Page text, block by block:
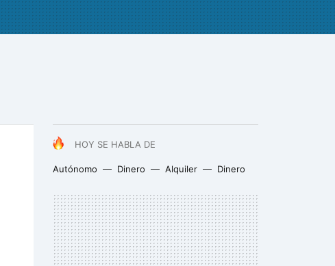
HOY SE HABLA DE
Autónomo Dinero Alquiler Dinero